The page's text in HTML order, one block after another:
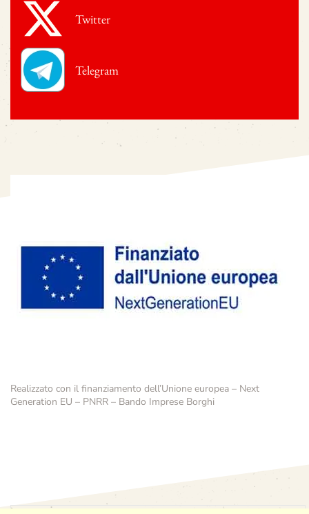
Twitter
Telegram
Realizzato con il finanziamento dell’Unione europea – Next
Generation EU – PNRR – Bando Imprese Borghi